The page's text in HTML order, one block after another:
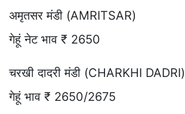
अमृतसर मंडी (AMRITSAR)
गेहूं नेट भाव ₹ 2650
चरखी दादरी मंडी (CHARKHI DADRI)
गेहूं भाव ₹ 2650/2675